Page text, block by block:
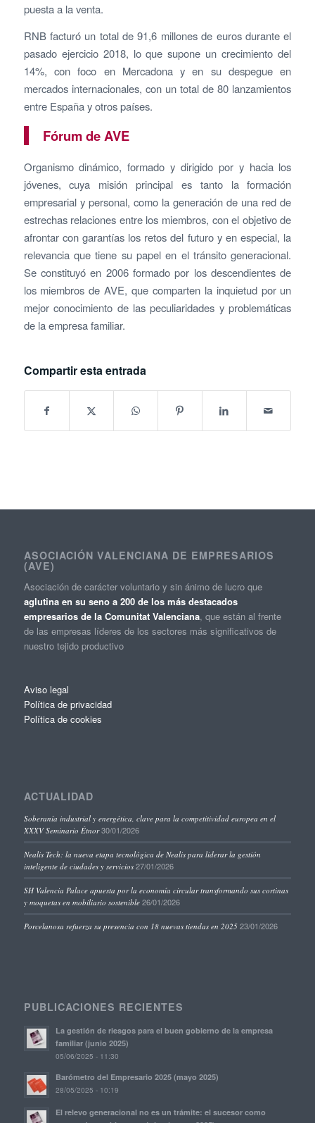
puesta a la venta.
RNB facturó un total de 91,6 millones de euros durante el
pasado ejercicio 2018, lo que supone un crecimiento del
14%, con foco en Mercadona y en su despegue en
mercados internacionales, con un total de 80 lanzamientos
entre España y otros países.
Fórum de AVE
Organismo dinámico, formado y dirigido por y hacia los
jóvenes, cuya misión principal es tanto la formación
empresarial y personal, como la generación de una red de
estrechas relaciones entre los miembros, con el objetivo de
afrontar con garantías los retos del futuro y en especial, la
relevancia que tiene su papel en el tránsito generacional.
Se constituyó en 2006 formado por los descendientes de
los miembros de AVE, que comparten la inquietud por un
mejor conocimiento de las peculiaridades y problemáticas
de la empresa familiar.
Compartir esta entrada
ASOCIACIÓN VALENCIANA DE EMPRESARIOS
(AVE)
Asociación de carácter voluntario y sin ánimo de lucro que
aglutina en su seno a 200 de los más destacados
empresarios de la Comunitat Valenciana, que están al frente
de las empresas líderes de los sectores más significativos de
nuestro tejido productivo
Aviso legal
Política de privacidad
Política de cookies
ACTUALIDAD
Soberanía industrial y energética, clave para la competitividad europea en el
XXXV Seminario Étnor 30/01/2026
Nealis Tech: la nueva etapa tecnológica de Nealis para liderar la gestión
inteligente de ciudades y servicios 27/01/2026
SH Valencia Palace apuesta por la economía circular transformando sus cortinas
y moquetas en mobiliario sostenible 26/01/2026
Porcelanosa refuerza su presencia con 18 nuevas tiendas en 2025 23/01/2026
PUBLICACIONES RECIENTES
La gestión de riesgos para el buen gobierno de la empresa
familiar (junio 2025)
05/06/2025 - 11:30
Barómetro del Empresario 2025 (mayo 2025)
28/05/2025 - 10:19
El relevo generacional no es un trámite: el sucesor como